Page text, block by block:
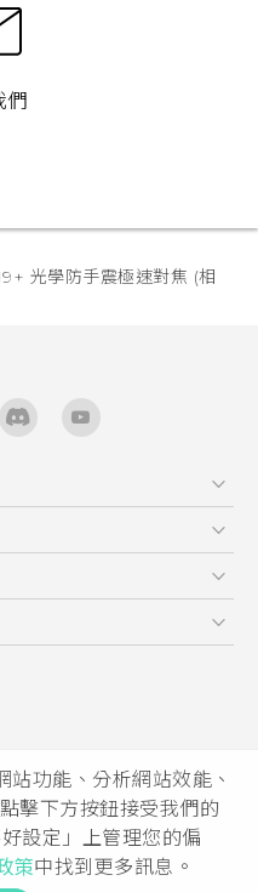
功能、分析網站效能、
擊下方按鈕接受我們的
設定」上管理您的偏
策中找到更多訊息。
們
光學防手震極速對焦 (相